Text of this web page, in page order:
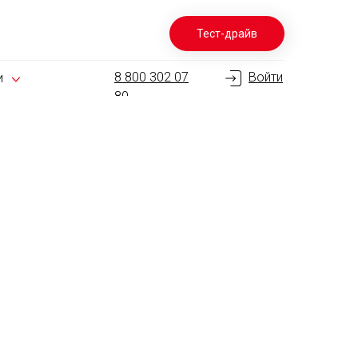
8 800 302 07
80
Войти
Тест-драйв